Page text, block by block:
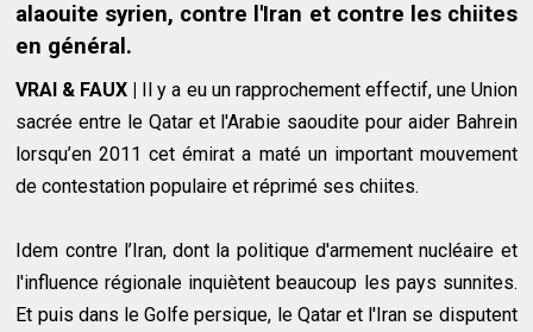
alaouite syrien, contre l'Iran et contre les chiites
en général.
VRAI & FAUX |
Il y a eu un rapprochement effectif, une Union
sacrée entre le Qatar et l'Arabie saoudite pour aider Bahrein
lorsqu’en 2011 cet émirat a maté un important mouvement
de contestation populaire et réprimé ses chiites.
Idem contre l’Iran, dont la politique d'armement nucléaire et
l'influence régionale inquiètent beaucoup les pays sunnites.
Et puis dans le Golfe persique, le Qatar et l'Iran se disputent